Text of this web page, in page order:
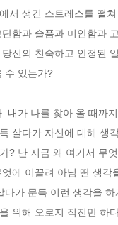
서 생긴 스트레스를 떨
함과 슬픔과 미안함과
신의 친숙하고 안정된
수 있는가?
내가 나를 찾아 올 때까지
살다가 자신에 대해 생
? 난 지금 왜 여기서 무
에 이끌려 아님 딴 생
다가 문득 이런 생각을 하
위해 오로지 직진만 하